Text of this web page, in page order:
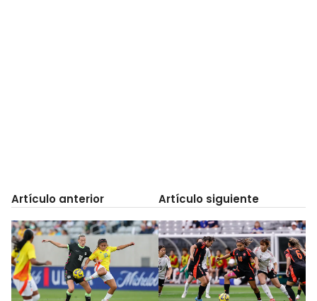
Artículo anterior Artículo siguiente